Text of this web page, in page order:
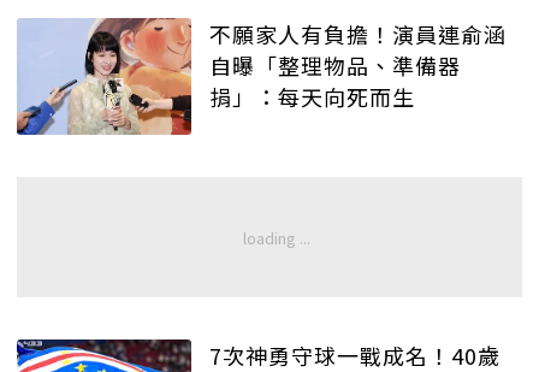
不願家人有負擔！演員連俞涵
自曝「整理物品、準備器
捐」：每天向死而生
7次神勇守球一戰成名！40歲